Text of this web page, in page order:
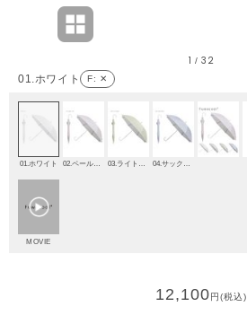
01.ホワイト F: ✕
1 /32
01.ホワイト
MOVIE
12,100円(税込)